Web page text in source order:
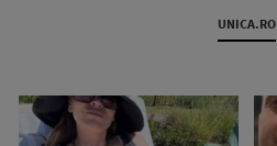
UNICA.RO